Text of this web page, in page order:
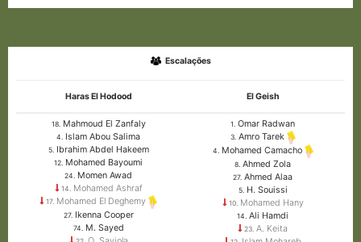
Escalações
Haras El Hodood El Geish
18.Mahmoud El Zanfaly
4. Islam Abou Salima
5.Ibrahim Abdel Hakeem
12. Mohamed Bayoumi
24. Momen Awad
14. Mohamed Ashraf
17. Mohamed El Deghemy
27.Ikenna Cooper
74. M. Sayed
1. Omar Radwan
3.Amro Tarek
4.Mohamed Camacho
8. Ahmed Zola
27. Ahmed Alaa
5.H. Souissi
10.Mohamed Hany
14. Ali Hamdi
23. A. Keita